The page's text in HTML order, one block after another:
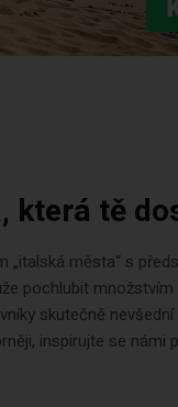
která tě
města“ s
pochlubit
skutečně
inspirujte se námi